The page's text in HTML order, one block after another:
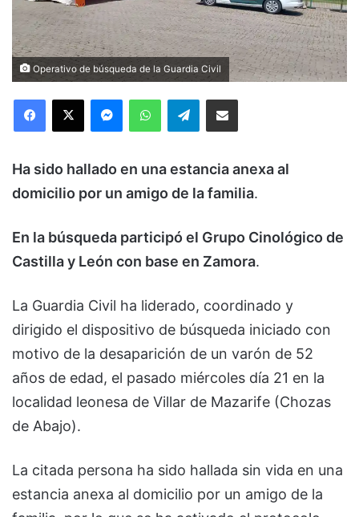
Operativo de búsqueda de la Guardia Civil
Facebook
X MessengerWhatsAppTelegramCompartir via Email
Ha sido hallado en una estancia anexa al
domicilio por un amigo de la familia.
En la búsqueda participó el Grupo Cinológico de
Castilla y León con base en Zamora.
La Guardia Civil ha liderado, coordinado y
dirigido el dispositivo de búsqueda iniciado con
motivo de la desaparición de un varón de 52
años de edad, el pasado miércoles día 21 en la
localidad leonesa de Villar de Mazarife (Chozas
de Abajo).
La citada persona ha sido hallada sin vida en una
estancia anexa al domicilio por un amigo de la